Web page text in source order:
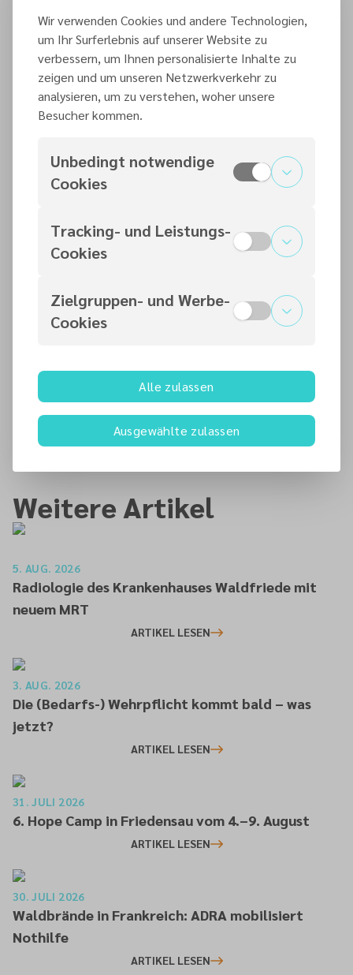
das ewige Leben zu
bekommen?“ Jesus erwiderte:
„Was steht darüber im Gesetz ­
Moses? Was liest du dort?“ Der
Mann antwortete: „,Du sollst
den Herrn, deinen Gott, von
ganzem Herzen, von ganzer
und all deinen Gedanken
lieben.‘“ Und: „,Liebe deinen
„Richtig!“, bestätigte ­Jesus.
„Tu das, und du wirst leben!“
rechtfertigen; deshalb fragte
er Jesus: „Und wer ist mein
Nächster?“ Lukas 10,25–29
Weitere Artikel
5. AUG. 2026
Radiologie des Krankenhauses Waldfriede mit
neuem MRT
ARTIKEL LESEN
3. AUG. 2026
Die (Bedarfs-) Wehrpflicht kommt bald – was
jetzt?
ARTIKEL LESEN
31. JULI 2026
6. Hope Camp in Friedensau vom 4.–9. August
ARTIKEL LESEN
30. JULI 2026
Waldbrände in Frankreich: ADRA mobilisiert
Nothilfe
ARTIKEL LESEN
Wir verwenden Cookies und andere Technologien,
um Ihr Surferlebnis auf unserer Website zu
verbessern, um Ihnen personalisierte Inhalte zu
zeigen und um unseren Netzwerkverkehr zu
analysieren, um zu verstehen, woher unsere
Besucher kommen.
Unbedingt notwendige
Cookies
Tracking- und Leistungs-
Cookies
Zielgruppen- und Werbe-
Cookies
Alle zulassen
Ausgewählte zulassen